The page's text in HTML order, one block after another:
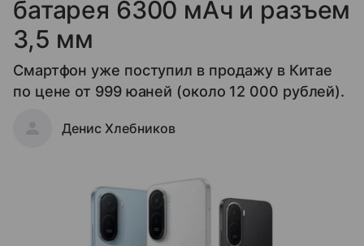
батарея 6300 мАч и разъем
3,5 мм
Смартфон уже поступил в продажу в Китае
по цене от 999 юаней (около 12 000 рублей).
Денис Хлебников